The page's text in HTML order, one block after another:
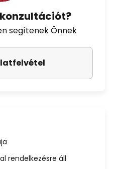
segítenek Önnek
rendelkezésre áll